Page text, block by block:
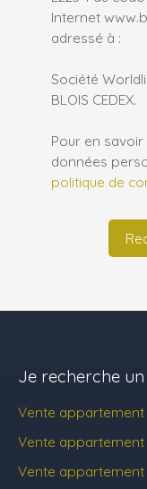
Internet
adressé à :
Société
BLOIS CEDEX.
Pour en
données
politique de
Je recherche
Vente appartement
Vente appartement
Vente appartement